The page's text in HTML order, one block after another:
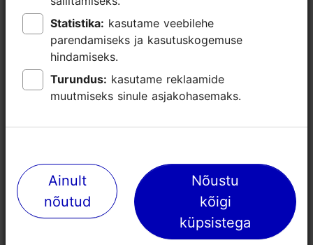
Lähedalasuvad kohad
Statistika:
parendamiseks ja kasutuskogemuse
hindamiseks.
Turundus:
muutmiseks sinule asjakohasemaks.
Ainult
nõutud
Nõustu
kõigi
küpsistega
Statistika:
parendamiseks ja kasutuskogemuse
hindamiseks.
Turundus:
muutmiseks sinule asjakohasemaks.
Ainult
nõutud
Nõustu
kõigi
küpsistega